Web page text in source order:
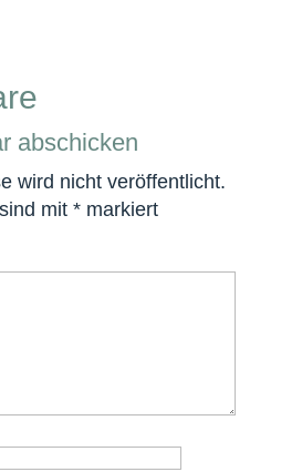
abschicken
wird nicht veröffentlicht.
mit* markiert